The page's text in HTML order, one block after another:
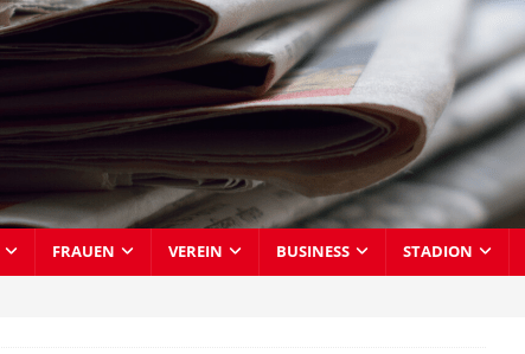
FRAUEN VEREIN BUSINESS STADION